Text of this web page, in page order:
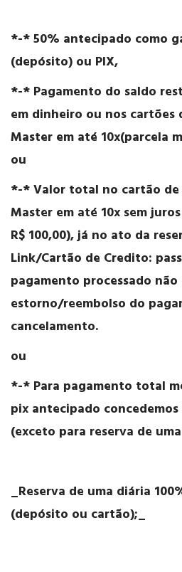
*-* 50% antecipado como
(depósito) ou PIX,
*-* Pagamento do saldo
em dinheiro ou nos cartões
Master em até 10x(parcela
ou
*-* Valor total no cartão de
Master em até 10x sem
R$ 100,00), já no ato da
Link/Cartão de Credito:
pagamento processado
estorno/reembolso do
cancelamento.
ou
*-* Para pagamento total
pix antecipado
(exceto para reserva de
_Reserva de uma diária
(depósito ou cartão);_